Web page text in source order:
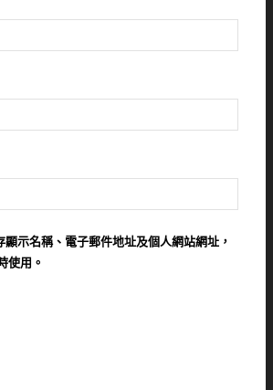
顯示名稱、電子郵件地址及個人網站網址，
使用。